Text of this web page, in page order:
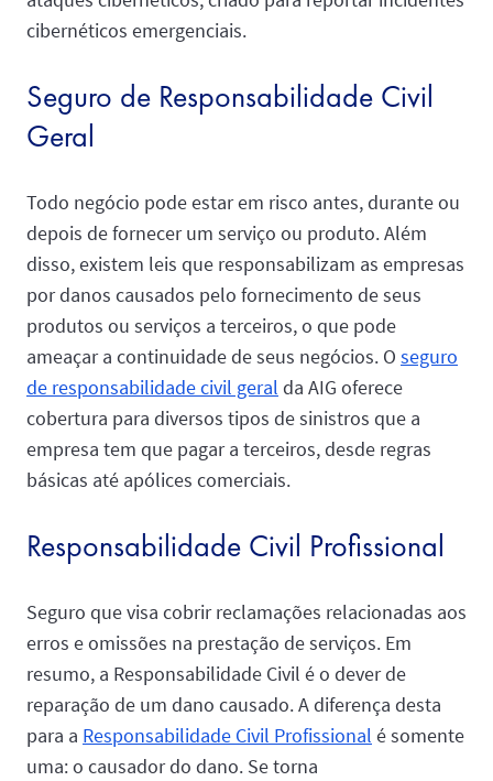
cibernéticos emergenciais.
Seguro de Responsabilidade Civil
Geral
Todo negócio pode estar em risco antes, durante ou
depois de fornecer um serviço ou produto. Além
disso, existem leis que responsabilizam as empresas
por danos causados pelo fornecimento de seus
produtos ou serviços a terceiros, o que pode
ameaçar a continuidade de seus negócios. O seguro
de responsabilidade civil geral da AIG oferece
cobertura para diversos tipos de sinistros que a
empresa tem que pagar a terceiros, desde regras
básicas até apólices comerciais.
Responsabilidade Civil Profissional
Seguro que visa cobrir reclamações relacionadas aos
erros e omissões na prestação de serviços. Em
resumo, a Responsabilidade Civil é o dever de
reparação de um dano causado. A diferença desta
para a Responsabilidade Civil Profissional é somente
uma: o causador do dano. Se torna